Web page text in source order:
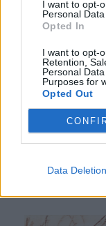
I want to opt-
Personal
Opted In
I want to opt-
Retention,
Personal
Purposes for
Opted Out
Data Deletion
műkereskedelmi
felkészült
GALÉRIA